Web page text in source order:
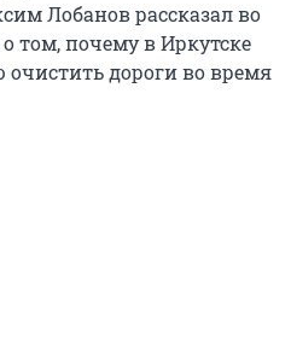
Лобанов рассказал во
том, почему в Иркутске
дороги во время